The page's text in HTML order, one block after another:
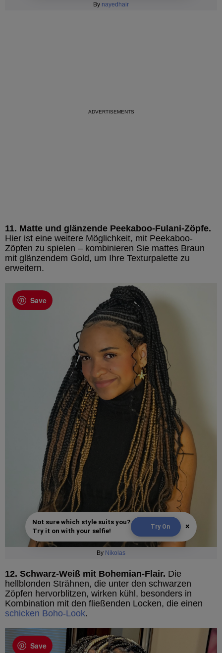
By nayedhair
11. Matte und glänzende Peekaboo-Fulani-Zöpfe.
Hier ist eine weitere Möglichkeit, mit Peekaboo-
Zöpfen zu spielen – kombinieren Sie mattes Braun
mit glänzendem Gold, um Ihre Texturpalette zu
erweitern.
Save
Not sure which style suits you?
Try it on with your selfie!
Try On ×
By Nikolas
12. Schwarz-Weiß mit Bohemian-Flair. Die
hellblonden Strähnen, die unter den schwarzen
Zöpfen hervorblitzen, wirken kühl, besonders in
Kombination mit den fließenden Locken, die einen
schicken Boho-Look.
Save